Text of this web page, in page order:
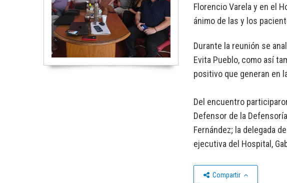
Florencio Varela y en el
ánimo de las y los
Durante la reunión se
Evita Pueblo, como así
positivo que generan en
Del encuentro
Defensor de la
Fernández; la delegada
ejecutiva del Hospital,
Compartir